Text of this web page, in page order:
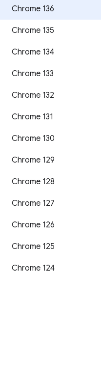
Chrome 136
Chrome 135
Chrome 134
Chrome 133
Chrome 132
Chrome 131
Chrome 130
Chrome 129
Chrome 128
Chrome 127
Chrome 126
Chrome 125
Chrome 124